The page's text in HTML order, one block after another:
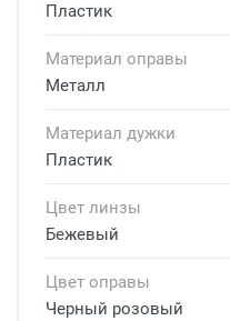
Пластик
Материал оправы
Металл
Материал дужки
Пластик
Цвет линзы
Бежевый
Цвет оправы
Черный розовый